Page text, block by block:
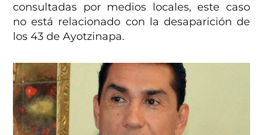
consultadas por medios locales, este caso
no está relacionado con la desaparición de
los 43 de Ayotzinapa.